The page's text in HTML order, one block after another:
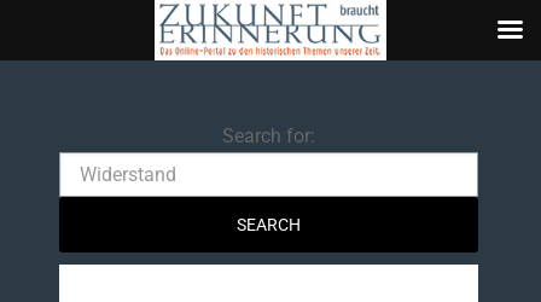
Search for:Search